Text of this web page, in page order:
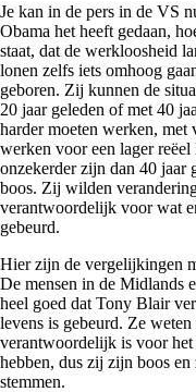
Je kan in de pers in de VS
Obama het heeft gedaan,
staat, dat de werkloosheid
lonen zelfs iets omhoog
geboren. Zij kunnen de
20 jaar geleden of met 40
harder moeten werken, met
werken voor een lager
onzekerder zijn dan 40 jaar
boos. Zij wilden
verantwoordelijk voor wat
gebeurd.
Hier zijn de vergelijkingen
De mensen in de Midlands
heel goed dat Tony Blair
levens is gebeurd. Ze
verantwoordelijk is voor
hebben, dus zij zijn boos en
stemmen.